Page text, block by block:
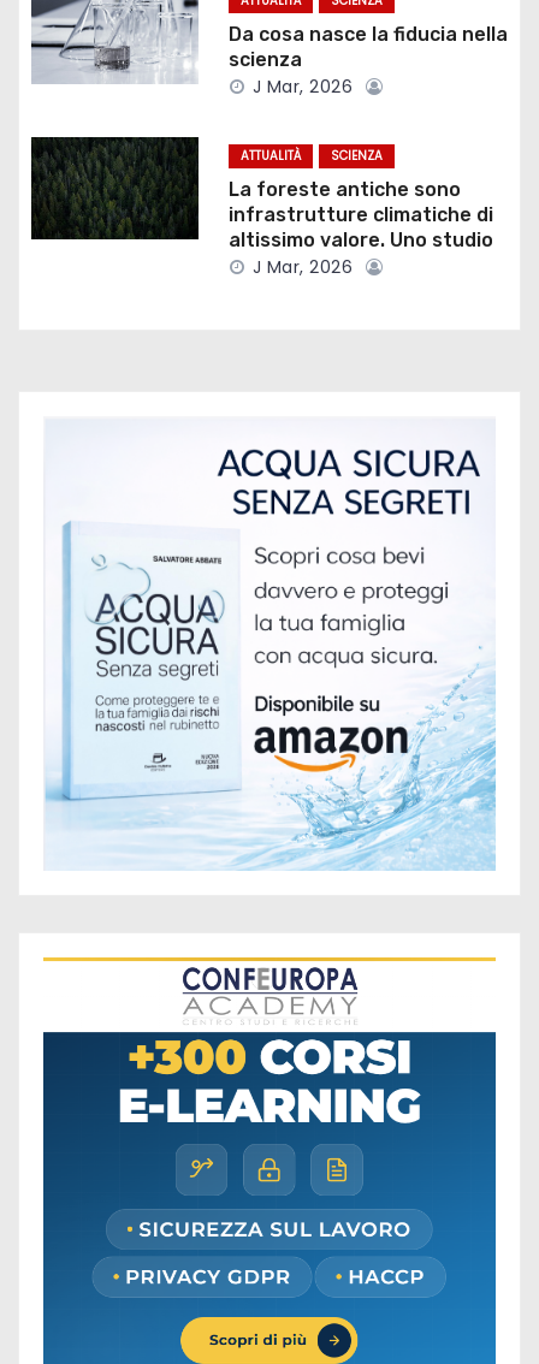
e
a
r
t
i
Da cosa nasce la fiducia nella
scienza
J Mar, 2026
ATTUALITÀ SCIENZA
La foreste antiche sono
infrastrutture climatiche di
altissimo valore. Uno studio
J Mar, 2026